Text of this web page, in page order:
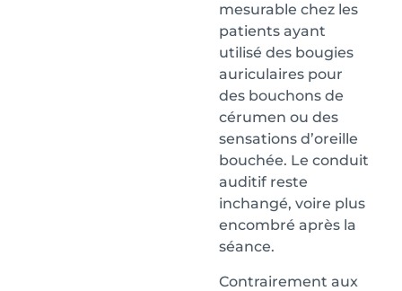
mesurable chez les
patients ayant
utilisé des bougies
auriculaires pour
des bouchons de
cérumen ou des
sensations d’oreille
bouchée. Le conduit
auditif reste
inchangé, voire plus
encombré après la
séance.
Contrairement aux